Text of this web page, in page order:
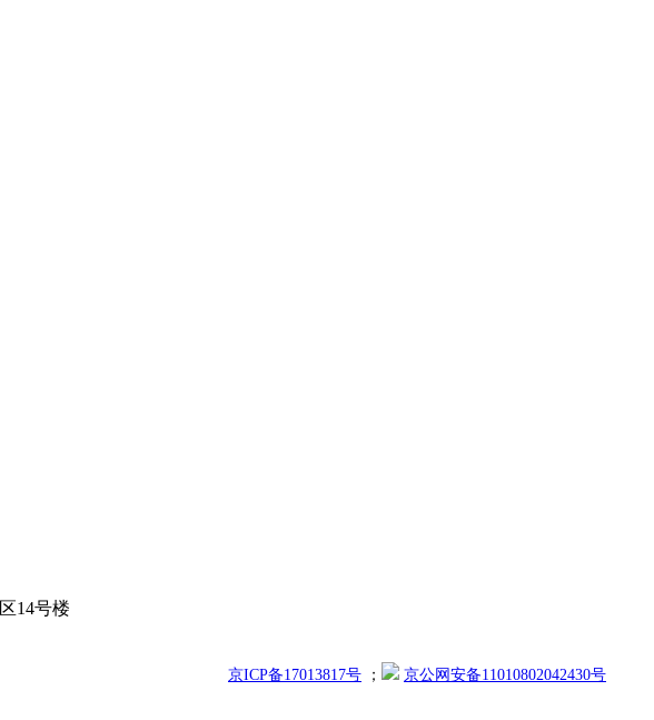
14号楼
京ICP备17013817号 ； 京公网安备11010802042430号